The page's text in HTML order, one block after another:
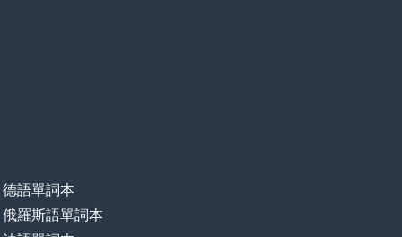
德語單詞本
俄羅斯語單詞本